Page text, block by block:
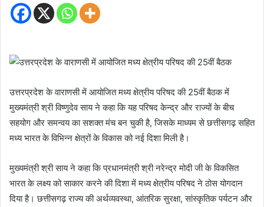
उत्तरप्रदेश के वाराणसी में आयोजित मध्य क्षेत्रीय परिषद की 25वीं बैठक में
मुख्यमंत्री श्री विष्णुदेव साय ने कहा कि यह परिषद केन्द्र और राज्यों के बीच
सहयोग और समन्वय का सशक्त मंच बन चुकी है, जिसके माध्यम से छत्तीसगढ़ सहित
मध्य भारत के विभिन्न क्षेत्रों के विकास को नई दिशा मिली है।
मुख्यमंत्री श्री साय ने कहा कि प्रधानमंत्री श्री नरेन्द्र मोदी जी के विकसित
भारत के लक्ष्य को साकार करने की दिशा में मध्य क्षेत्रीय परिषद ने ठोस योगदान
दिया है। छत्तीसगढ़ राज्य की अर्थव्यवस्था, आंतरिक सुरक्षा, सांस्कृतिक पर्यटन और